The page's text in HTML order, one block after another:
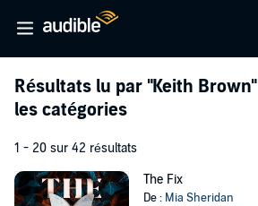
Résultats lu par "Keith Brown"
les catégories
1 - 20 sur 42 résultats
The Fix
De : Mia Sheridan